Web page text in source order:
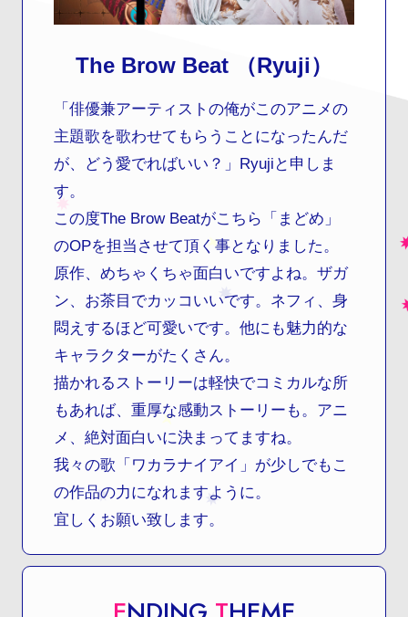
The Brow Beat （Ryuji）
「俳優兼アーティストの俺がこのアニメの
主題歌を歌わせてもらうことになったんだ
が、どう愛でればいい？」Ryujiと申しま
す。
この度The Brow Beatがこちら「まどめ」
のOPを担当させて頂く事となりました。
原作、めちゃくちゃ面白いですよね。ザガ
ン、お茶目でカッコいいです。ネフィ、身
悶えするほど可愛いです。他にも魅力的な
キャラクターがたくさん。
描かれるストーリーは軽快でコミカルな所
もあれば、重厚な感動ストーリーも。アニ
メ、絶対面白いに決まってますね。
我々の歌「ワカラナイアイ」が少しでもこ
の作品の力になれますように。
宜しくお願い致します。